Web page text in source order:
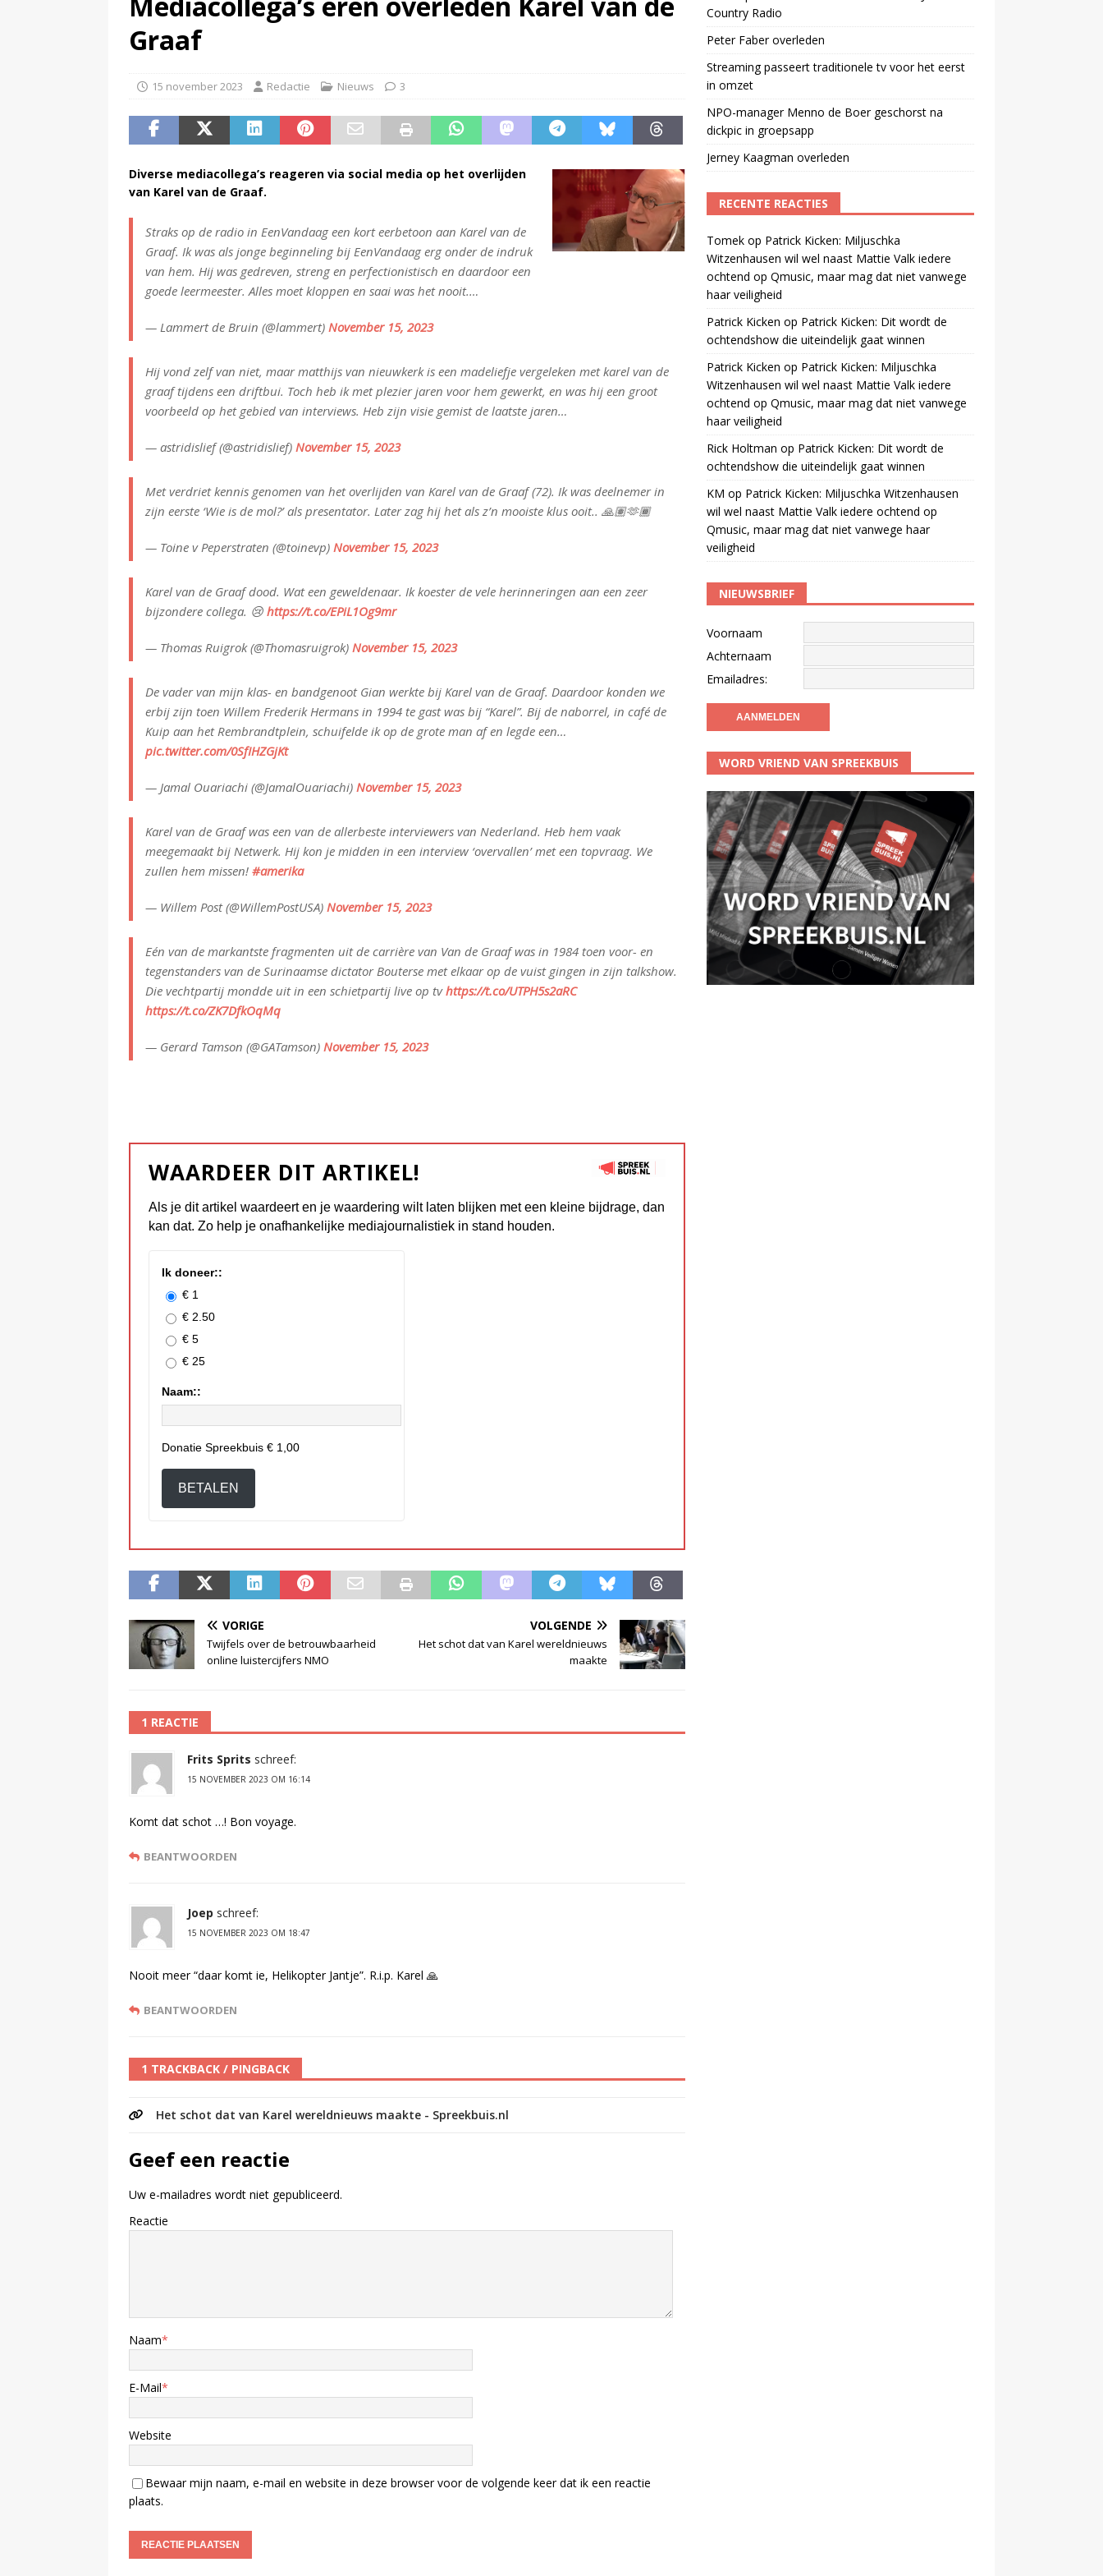
Peter Faber overleden
Graaf
15 november 2023 Redactie Nieuws 3
Diverse mediacollega’s reageren via social media op het overlijden
van Karel van de Graaf.
Straks op de radio in EenVandaag een kort eerbetoon aan Karel van de
Graaf. Ik was als jonge beginneling bij EenVandaag erg onder de indruk
van hem. Hij was gedreven, streng en perfectionistisch en daardoor een
goede leermeester. Alles moet kloppen en saai was het nooit.…
— Lammert de Bruin (@lammert) November 15, 2023
Hij vond zelf van niet, maar matthijs van nieuwkerk is een madeliefje vergeleken met karel van de
graaf tijdens een driftbui. Toch heb ik met plezier jaren voor hem gewerkt, en was hij een groot
voorbeeld op het gebied van interviews. Heb zijn visie gemist de laatste jaren…
— astridislief (@astridislief) November 15, 2023
Met verdriet kennis genomen van het overlijden van Karel van de Graaf (72). Ik was deelnemer in
zijn eerste ‘Wie is de mol?’ als presentator. Later zag hij het als z’n mooiste klus ooit.. 🙏🏽🫶🏾
— Toine v Peperstraten (@toinevp) November 15, 2023
Karel van de Graaf dood. Wat een geweldenaar. Ik koester de vele herinneringen aan een zeer
bijzondere collega. 😢 https://t.co/EPiL1Og9mr
— Thomas Ruigrok (@Thomasruigrok) November 15, 2023
De vader van mijn klas- en bandgenoot Gian werkte bij Karel van de Graaf. Daardoor konden we
erbij zijn toen Willem Frederik Hermans in 1994 te gast was bij “Karel”. Bij de naborrel, in café de
Kuip aan het Rembrandtplein, schuifelde ik op de grote man af en legde een…
pic.twitter.com/0SfIHZGjKt
— Jamal Ouariachi (@JamalOuariachi) November 15, 2023
Karel van de Graaf was een van de allerbeste interviewers van Nederland. Heb hem vaak
meegemaakt bij Netwerk. Hij kon je midden in een interview ‘overvallen’ met een topvraag. We
zullen hem missen! #amerika
— Willem Post (@WillemPostUSA) November 15, 2023
Eén van de markantste fragmenten uit de carrière van Van de Graaf was in 1984 toen voor- en
tegenstanders van de Surinaamse dictator Bouterse met elkaar op de vuist gingen in zijn talkshow.
Die vechtpartij mondde uit in een schietpartij live op tvhttps://t.co/UTPH5s2aRC
https://t.co/ZK7DfkOqMq
— Gerard Tamson (@GATamson) November 15, 2023
WAARDEER DIT ARTIKEL!
Als je dit artikel waardeert en je waardering wilt laten blijken met een kleine bijdrage, dan
kan dat. Zo help je onafhankelijke mediajournalistiek in stand houden.
Ik doneer::
€ 1
€ 2.50
€ 5
€ 25
Naam::
Donatie Spreekbuis € 1,00
BETALEN
VORIGE
Twijfels over de betrouwbaarheid
online luistercijfers NMO
VOLGENDE
Het schot dat van Karel wereldnieuws
maakte
1 REACTIE
Frits Sprits schreef:
15 NOVEMBER 2023 OM 16:14
Komt dat schot …! Bon voyage.
BEANTWOORDEN
Joep schreef:
15 NOVEMBER 2023 OM 18:47
Nooit meer “daar komt ie, Helikopter Jantje”. R.i.p. Karel 🙏
BEANTWOORDEN
1 TRACKBACK / PINGBACK
Het schot dat van Karel wereldnieuws maakte - Spreekbuis.nl
Geef een reactie
Uw e-mailadres wordt niet gepubliceerd.
Reactie
Naam*
E-Mail*
Website
Bewaar mijn naam, e-mail en website in deze browser voor de volgende keer dat ik een reactie
plaats.
Country Radio
Peter Faber overleden
Streaming passeert traditionele tv voor het eerst
in omzet
NPO-manager Menno de Boer geschorst na
dickpic in groepsapp
Jerney Kaagman overleden
RECENTE REACTIES
Tomekop Patrick Kicken: Miljuschka
Witzenhausen wil wel naast Mattie Valk iedere
ochtend op Qmusic, maar mag dat niet vanwege
haar veiligheid
Patrick Kicken op Patrick Kicken: Dit wordt de
ochtendshow die uiteindelijk gaat winnen
Patrick Kicken op Patrick Kicken: Miljuschka
Witzenhausen wil wel naast Mattie Valk iedere
ochtend op Qmusic, maar mag dat niet vanwege
haar veiligheid
Rick Holtman op Patrick Kicken: Dit wordt de
ochtendshow die uiteindelijk gaat winnen
KM op Patrick Kicken: Miljuschka Witzenhausen
wil wel naast Mattie Valk iedere ochtend op
Qmusic, maar mag dat niet vanwege haar
veiligheid
NIEUWSBRIEF
Voornaam
Achternaam
Emailadres:
WORD VRIEND VAN SPREEKBUIS